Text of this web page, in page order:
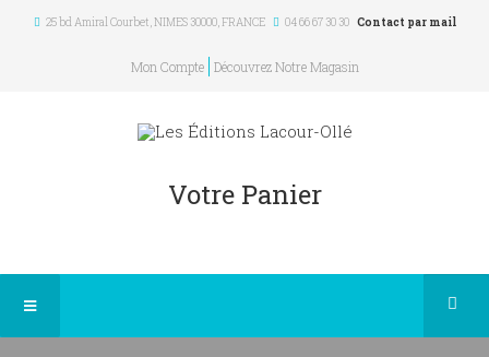
25 bd Amiral Courbet, NIMES 30000,FRANCE 04 66 67 30 30 Contact par mail
Mon Compte Découvrez Notre Magasin
Votre Panier